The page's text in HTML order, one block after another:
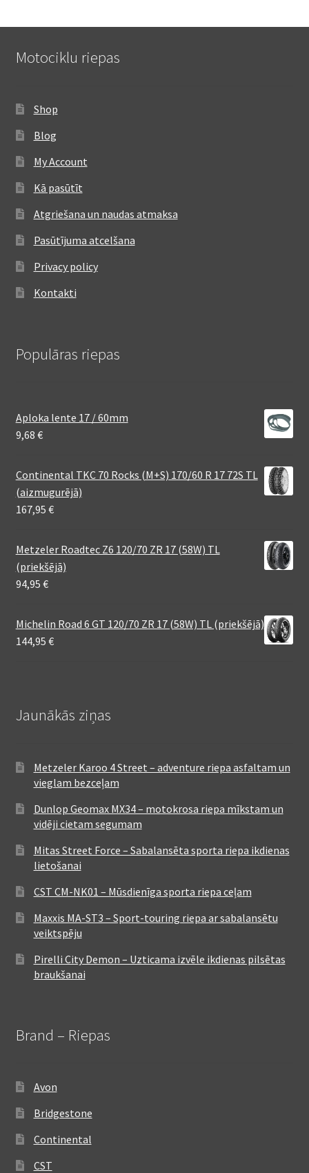
Motociklu riepas
Shop
Blog
My Account
Kā pasūtīt
Atgriešana un naudas atmaksa
Pasūtījuma atcelšana
Privacy policy
Kontakti
Populāras riepas
Aploka lente 17 / 60mm
9,68 €
Continental TKC 70 Rocks (M+S) 170/60 R 17 72S TL
(aizmugurējā)
167,95 €
Metzeler Roadtec Z6 120/70 ZR 17 (58W) TL
(priekšējā)
94,95 €
Michelin Road 6 GT 120/70 ZR 17 (58W) TL (priekšējā)
144,95 €
Jaunākās ziņas
Metzeler Karoo 4 Street – adventure riepa asfaltam un
vieglam bezceļam
Dunlop Geomax MX34 – motokrosa riepa mīkstam un
vidēji cietam segumam
Mitas Street Force – Sabalansēta sporta riepa ikdienas
lietošanai
CST CM-NK01 – Mūsdienīga sporta riepa ceļam
Maxxis MA-ST3 – Sport-touring riepa ar sabalansētu
veiktspēju
Pirelli City Demon – Uzticama izvēle ikdienas pilsētas
braukšanai
Brand – Riepas
Avon
Bridgestone
Continental
CST